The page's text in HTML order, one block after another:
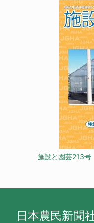
施設と園芸213号
日本農民新聞